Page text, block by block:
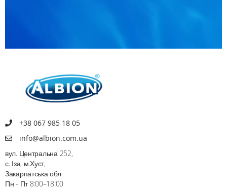
Співпраця b2b
у багатьох країнах успішно реалізують продукцію.
Детальніше
+38 067 985 18 05
info@albion.com.ua
вул. Центральна 252,
с. Іза, м.Хуст,
Закарпатська обл
Пн - Пт 8:00–18:00